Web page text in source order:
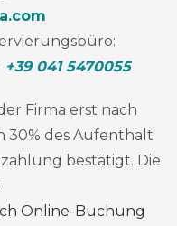
+39 041 5470055
Firma erst nach
30% des Aufenthalt
bestätigt. Die
Online-Buchung